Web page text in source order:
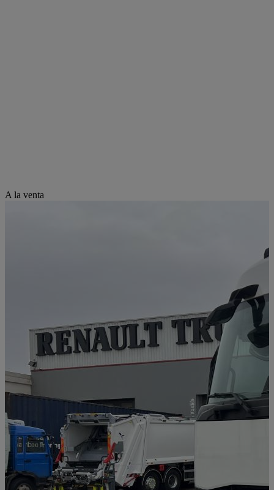
A la venta